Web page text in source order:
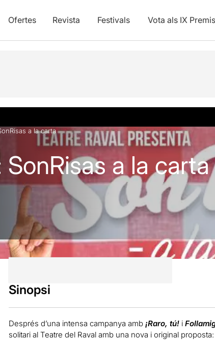
Ofertes Revista Festivals Vota als IX Premis
a la carta
a la carta
Sinopsi
Després d’una intensa campanya amb ¡Raro, tú! i
solitari al Teatre del Raval amb una nova i original proposta: